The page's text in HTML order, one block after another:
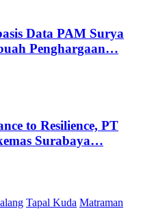
Data PAM Surya
Penghargaan…
to Resilience, PT
Surabaya…
Tapal Kuda Matraman